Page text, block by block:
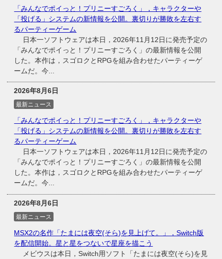
「みんなでポイっと！プリニーすごろく」，キャラクターや
「投げる」システムの新情報を公開。裏切りが勝敗を左右す
るパーティーゲーム
日本一ソフトウェアは本日，2026年11月12日に発売予定の
「みんなでポイっと！プリニーすごろく」の最新情報を公開
した。本作は，スゴロクとRPGを組み合わせたパーティーゲ
ームだ。今...
2026年8月6日
最新ニュース
「みんなでポイっと！プリニーすごろく」，キャラクターや
「投げる」システムの新情報を公開。裏切りが勝敗を左右す
るパーティーゲーム
日本一ソフトウェアは本日，2026年11月12日に発売予定の
「みんなでポイっと！プリニーすごろく」の最新情報を公開
した。本作は，スゴロクとRPGを組み合わせたパーティーゲ
ームだ。今...
2026年8月6日
最新ニュース
MSX2の名作「たまには夜空(そら)を見上げて。」，Switch版
を配信開始。星と星をつないで星座を描こう
メビウスは本日，Switch用ソフト「たまには夜空(そら)を見